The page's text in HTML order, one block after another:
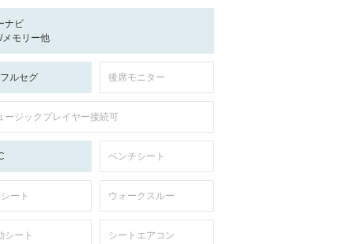
ナビ
メモリー他
ルセグ 後席モニター
ージックプレイヤー接続可
ベンチシート
ート ウォークスルー
シート シートエアコン